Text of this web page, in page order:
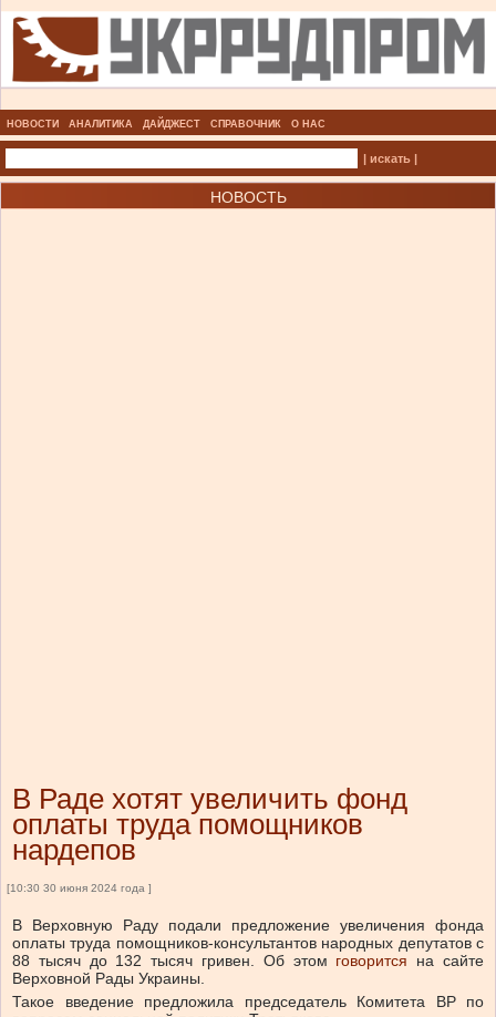
НОВОСТИ АНАЛИТИКА ДАЙДЖЕСТ СПРАВОЧНИК О НАС
| искать |
НОВОСТЬ
В Раде хотят увеличить фонд
оплаты труда помощников
нардепов
[10:30 30 июня 2024 года ]
В Верховную Раду подали предложение увеличения фонда
оплаты труда помощников-консультантов народных депутатов с
88 тысяч до 132 тысяч гривен. Об этом говорится на сайте
Верховной Рады Украины.
Такое введение предложила председатель Комитета ВР по